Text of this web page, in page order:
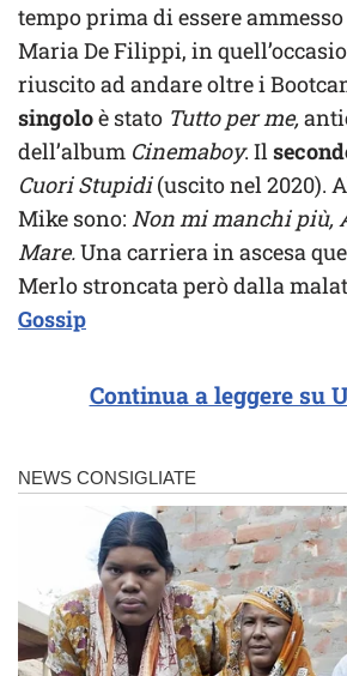
tempo prima di essere
Maria De Filippi, in
riuscito ad andare oltre i
singoloè stato Tutto per me,
dell’album Cinemaboy. Il
Cuori Stupidi(uscito nel 2020).
Mike sono: Non mi manchi più,
Mare.Una carriera in ascesa
Merlo stroncata però dalla
Gossip
Continua a leggere su